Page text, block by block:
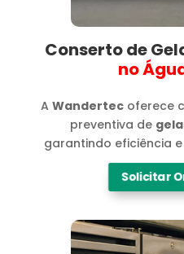
Conserto de
no
AWandertec oferece
preventiva de
garantindo eficiência
Solicitar